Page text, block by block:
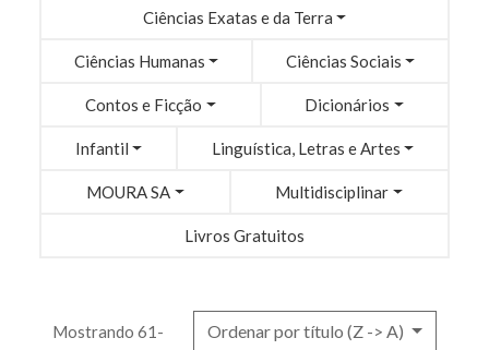
Ciências Exatas e da Terra
Ciências Humanas Ciências Sociais
Contos e Ficção Dicionários
Infantil Linguística, Letras e Artes
MOURA SA Multidisciplinar
Livros Gratuitos
Mostrando 61- Ordenar por título (Z -> A)